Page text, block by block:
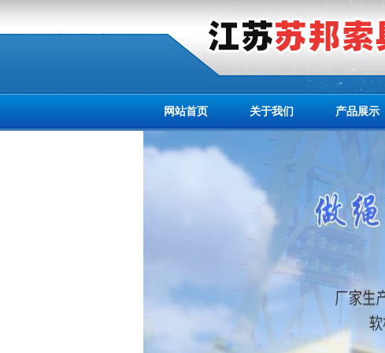
网站首页 关于我们 产品展示